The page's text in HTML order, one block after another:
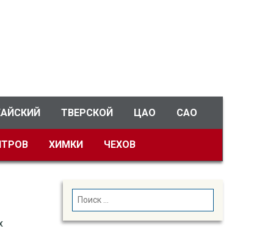
ТВЕРСКОЙ ЦАО САО
ХИМКИ ЧЕХОВ
Search
for:
SEARCH